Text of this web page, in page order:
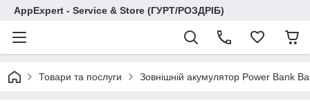
AppExpert - Service & Store (ГУРТ/РОЗДРІБ)
Товари та послуги Зовнішній акумулятор Power Bank